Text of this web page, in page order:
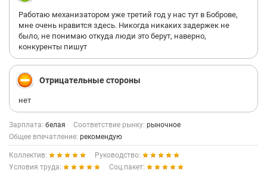
Работаю механизатором уже третий год у нас тут в Боброве,
мне очень нравится здесь. Никогда никаких задержек не
было, не понимаю откуда люди это берут, наверно,
конкуренты пишут
Отрицательные стороны
нет
Зарплата: белая Соответствие рынку: рыночное
Общее впечатление: рекомендую
Коллектив:
Руководство:
Условия труда:
Соц.пакет: